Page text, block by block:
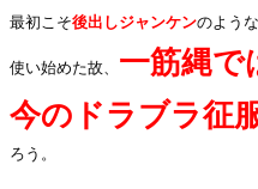
最初こそ後出しジャンケンのよう
使い始めた故、 一筋縄で
今のドラブラ征
ろう。